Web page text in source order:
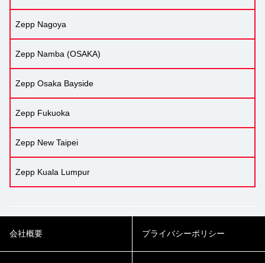
Zepp Nagoya
Zepp Namba (OSAKA)
Zepp Osaka Bayside
Zepp Fukuoka
Zepp New Taipei
Zepp Kuala Lumpur
会社概要 プライバシーポリシー